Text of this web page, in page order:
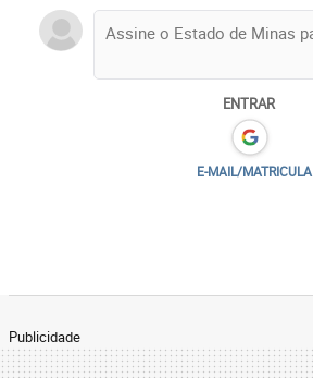
ENTRAR
E-MAIL/MATRICULA
Publicidade